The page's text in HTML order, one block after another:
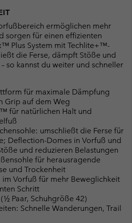
ermöglichen mehr
sorgen für einen effizienten
Plus System mit Techlite+™-
die Ferse, dämpft Stöße und
so kannst du weiter und schneller
für maximale Dämpfung
Grip auf dem Weg
für natürlichen Halt und
umschließt die Ferse für
Deflection-Domes in Vorfuß und
und reduzieren Belastungen
für herausragende
und Trockenheit
im Vorfuß für mehr Beweglichkeit
Schritt
Paar, Schuhgröße 42)
Schnelle Wanderungen, Trail